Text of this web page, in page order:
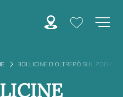
BOLLICINE D’OLTREPÒ SUL PODIO